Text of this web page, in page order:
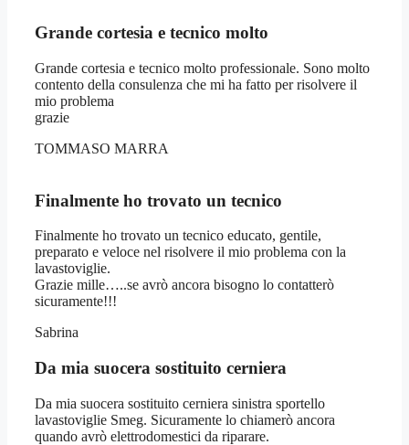
Grande cortesia e tecnico molto
Grande cortesia e tecnico molto professionale. Sono molto
contento della consulenza che mi ha fatto per risolvere il
mio problema
grazie
TOMMASO MARRA
Finalmente ho trovato un tecnico
Finalmente ho trovato un tecnico educato, gentile,
preparato e veloce nel risolvere il mio problema con la
lavastoviglie.
Grazie mille…..se avrò ancora bisogno lo contatterò
sicuramente!!!
Sabrina
Da mia suocera sostituito cerniera
Da mia suocera sostituito cerniera sinistra sportello
lavastoviglie Smeg. Sicuramente lo chiamerò ancora
quando avrò elettrodomestici da riparare.